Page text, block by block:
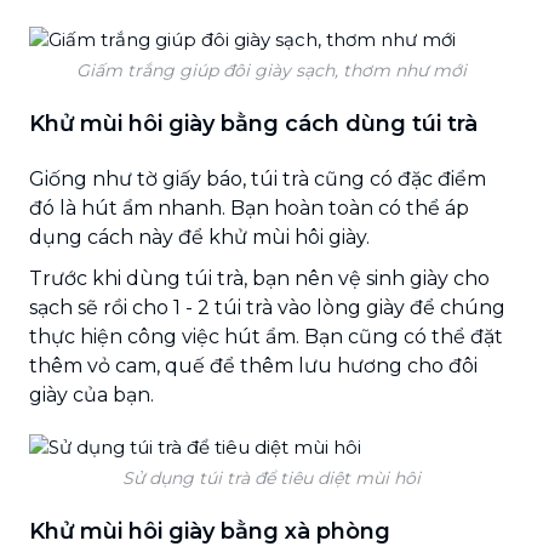
Giấm trắng giúp đôi giày sạch, thơm như mới
Khử mùi hôi giày bằng cách dùng túi trà
Giống như tờ giấy báo, túi trà cũng có đặc điểm
đó là hút ẩm nhanh. Bạn hoàn toàn có thể áp
dụng cách này để khử mùi hôi giày.
Trước khi dùng túi trà, bạn nên vệ sinh giày cho
sạch sẽ rồi cho 1 - 2 túi trà vào lòng giày để chúng
thực hiện công việc hút ẩm. Bạn cũng có thể đặt
thêm vỏ cam, quế để thêm lưu hương cho đôi
giày của bạn.
Sử dụng túi trà để tiêu diệt mùi hôi
Khử mùi hôi giày bằng xà phòng